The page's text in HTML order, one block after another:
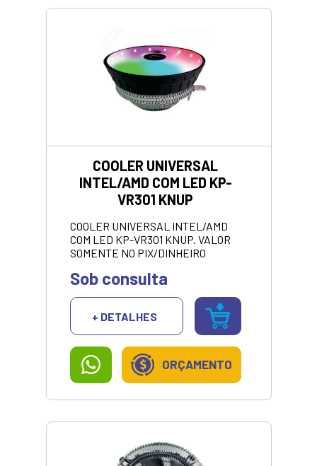
COOLER UNIVERSAL
INTEL/AMD COM LED KP-
VR301 KNUP
COOLER UNIVERSAL INTEL/AMD
COM LED KP-VR301 KNUP. VALOR
SOMENTE NO PIX/DINHEIRO
Sob consulta
+ DETALHES
ORÇAMENTO